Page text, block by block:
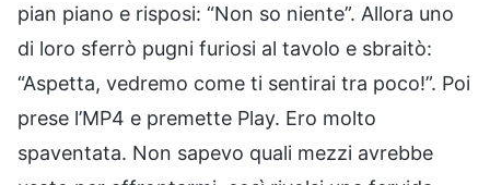
pian piano e risposi: “Non so niente”. Allora uno
di loro sferrò pugni furiosi al tavolo e sbraitò:
“Aspetta, vedremo come ti sentirai tra poco!”. Poi
prese l’MP4 e premette Play. Ero molto
spaventata. Non sapevo quali mezzi avrebbe